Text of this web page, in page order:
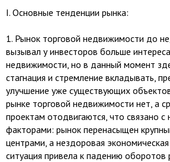
I.​ Основные тенденции рынка:
1.​ Рынок торговой недвижимости до
вызывал у инвесторов больше
недвижимости, но в данный момент
стагнация и стремление вкладывать,
улучшение уже существующих
рынке торговой недвижимости нет, а
проектам отодвигаются, что связано с
факторами: рынок перенасыщен
центрами, а нездоровая
ситуация привела к падению оборотов